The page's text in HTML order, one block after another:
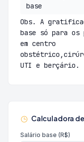
base
Obs. A
base só para
em centro
UTI e berçário.
Calculadora
Salário base (R$)